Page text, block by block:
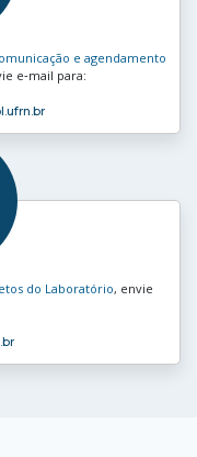
e agendamento
e‑mail para:
do Laboratório, envie